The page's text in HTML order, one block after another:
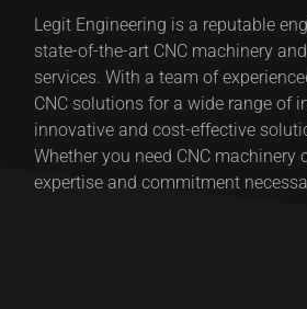
Legit Engineering is a reputable
state-of-the-art CNC machinery
services. With a team of
CNC solutions for a wide range of
innovative and cost-effective
Whether you need CNC
expertise and commitment